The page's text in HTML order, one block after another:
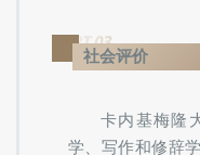
PART.03
卡内基梅隆